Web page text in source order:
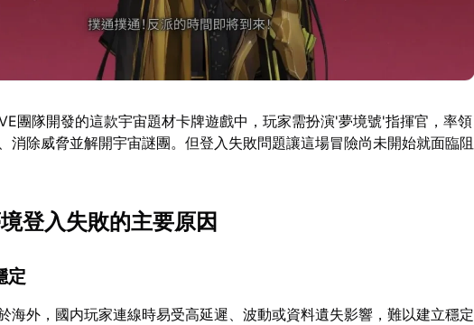
團隊開發的這款宇宙題材卡牌遊戲中，玩家需扮演'夢境號'指揮官，率領
消除威脅並解開宇宙謎團。但登入失敗問題讓這場冒險尚未開始就面臨阻
登入失敗的主要原因
定
海外，國内玩家連線時易受高延遲、波動或資料遺失影響，難以建立穩定